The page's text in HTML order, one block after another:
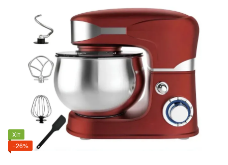
Хіт
−26%